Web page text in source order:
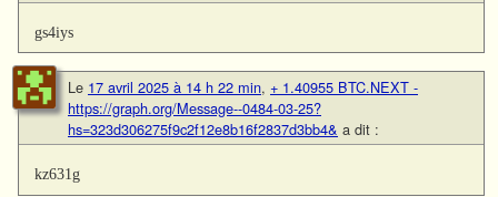
gs4iys
Le 17 avril 2025 à 14 h 22 min, + 1.40955 BTC.NEXT -
https://graph.org/Message--0484-03-25?
hs=323d306275f9c2f12e8b16f2837d3bb4& a dit :
kz631g